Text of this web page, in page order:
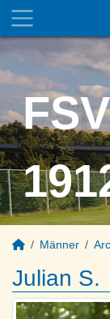
Männer
Julian S.